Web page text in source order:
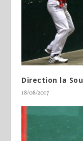
Direction la
18/08/2017